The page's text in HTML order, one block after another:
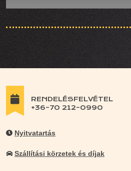
RENDELÉSFELVÉTEL
+36-70 212-0990
Nyitvatartás
Szállítási körzetek és díjak